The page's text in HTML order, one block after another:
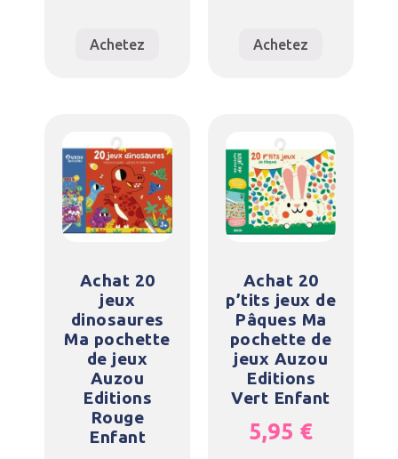
Achetez Achetez
Achat 20
jeux
dinosaures
Ma pochette
de jeux
Auzou
Editions
Rouge
Enfant
Achat 20
p’tits jeux de
Pâques Ma
pochette de
jeux Auzou
Editions
Vert Enfant
5,95 €